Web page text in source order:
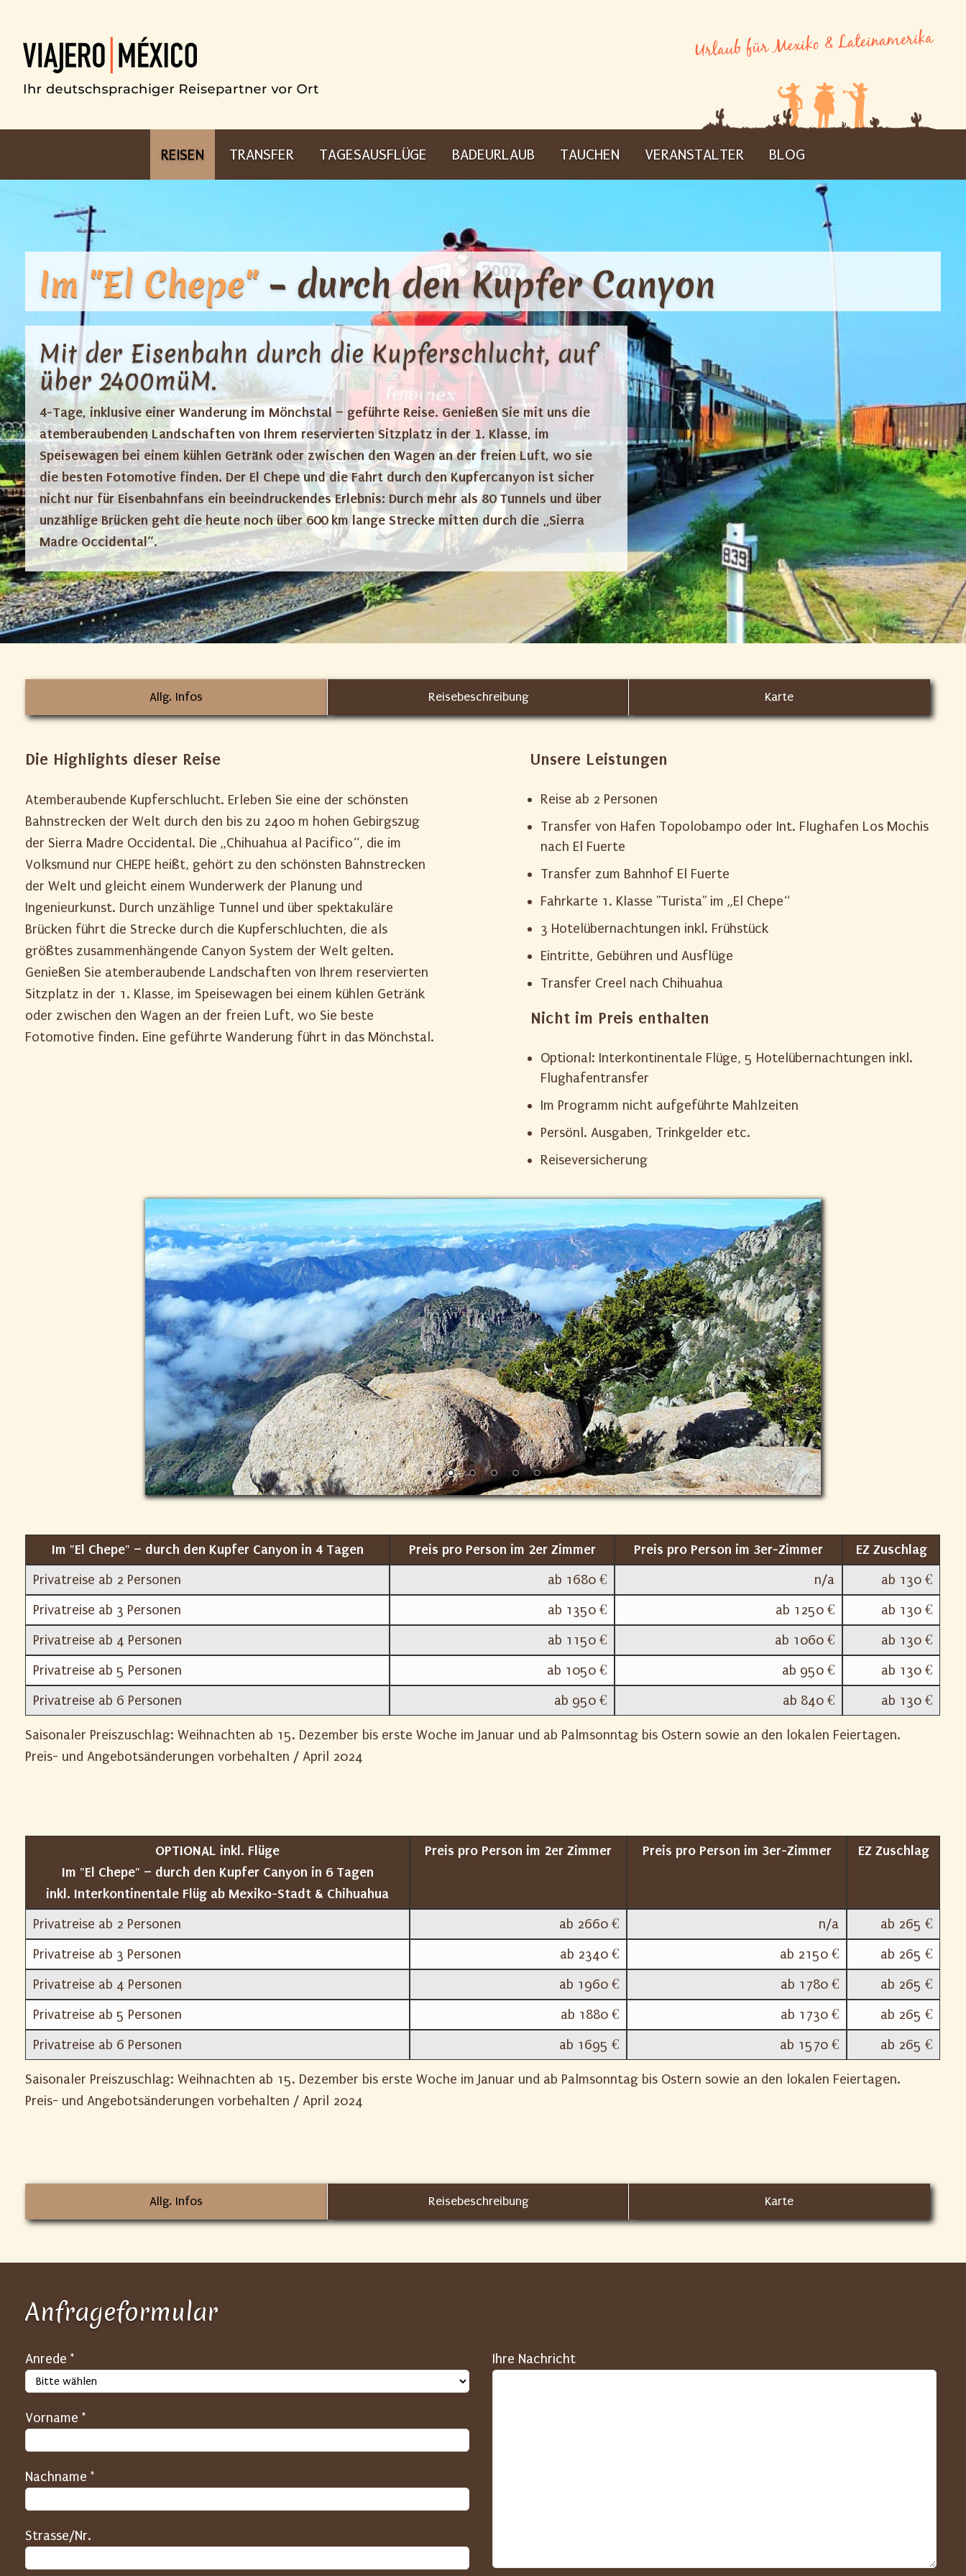
REISEN TRANSFER TAGESAUSFLÜGE BADEURLAUB TAUCHEN VERANSTALTER BLOG
Im "El Chepe" – durch den Kupfer Canyon
Mit der Eisenbahn durch die Kupferschlucht, auf
über 2400müM.
4-Tage, inklusive einer Wanderung im Mönchstal – geführte Reise. Genießen Sie mit uns die
atemberaubenden Landschaften von Ihrem reservierten Sitzplatz in der 1. Klasse, im
Speisewagen bei einem kühlen Getränk oder zwischen den Wagen an der freien Luft, wo sie
die besten Fotomotive finden. Der El Chepe und die Fahrt durch den Kupfercanyon ist sicher
nicht nur für Eisenbahnfans ein beeindruckendes Erlebnis: Durch mehr als 80 Tunnels und über
unzählige Brücken geht die heute noch über 600 km lange Strecke mitten durch die „Sierra
Madre Occidental“.
Allg. Infos Reisebeschreibung Karte
Die Highlights dieser Reise
Atemberaubende Kupferschlucht. Erleben Sie eine der schönsten
Bahnstrecken der Welt durch den bis zu 2400 m hohen Gebirgszug
der Sierra Madre Occidental. Die „Chihuahua al Pacifico“, die im
Volksmund nur CHEPE heißt, gehört zu den schönsten Bahnstrecken
der Welt und gleicht einem Wunderwerk der Planung und
Ingenieurkunst. Durch unzählige Tunnel und über spektakuläre
Brücken führt die Strecke durch die Kupferschluchten, die als
größtes zusammenhängende Canyon System der Welt gelten.
Genießen Sie atemberaubende Landschaften von Ihrem reservierten
Sitzplatz in der 1. Klasse, im Speisewagen bei einem kühlen Getränk
oder zwischen den Wagen an der freien Luft, wo Sie beste
Fotomotive finden. Eine geführte Wanderung führt in das Mönchstal.
Unsere Leistungen
Reise ab 2 Personen
Transfer von Hafen Topolobampo oder Int. Flughafen Los Mochis
nach El Fuerte
Transfer zum Bahnhof El Fuerte
Fahrkarte 1. Klasse "Turista" im „El Chepe“
3 Hotelübernachtungen inkl. Frühstück
Eintritte, Gebühren und Ausflüge
Transfer Creel nach Chihuahua
Nicht im Preis enthalten
Optional: Interkontinentale Flüge, 5 Hotelübernachtungen inkl.
Flughafentransfer
Im Programm nicht aufgeführte Mahlzeiten
Persönl. Ausgaben, Trinkgelder etc.
Reiseversicherung
Im "El Chepe" – durch den Kupfer Canyon in 4 Tagen Preis pro Person im 2er Zimmer Preis pro Person im 3er-Zimmer EZ Zuschlag
Privatreise ab 2 Personen ab 1680 € n/a
ab 130 €
Privatreise ab 3 Personen
ab 1350 € ab 1250 €
ab 130 €
Privatreise ab 4 Personen
ab 1150 € ab 1060 €
ab 130 €
Privatreise ab 5 Personen
ab 1050 € ab 950 €
ab 130 €
Privatreise ab 6 Personen
ab 950 € ab 840 € ab 130 €
Saisonaler Preiszuschlag: Weihnachten ab 15. Dezember bis erste Woche im Januar und ab Palmsonntag bis Ostern sowie an den lokalen Feiertagen.
Preis- und Angebotsänderungen vorbehalten / April 2024
OPTIONAL inkl. Flüge
Im "El Chepe" – durch den Kupfer Canyon in 6 Tagen
inkl. Interkontinentale Flüg ab Mexiko-Stadt & Chihuahua
Preis pro Person im 2er Zimmer Preis pro Person im 3er-Zimmer EZ Zuschlag
Privatreise ab 2 Personen ab 2660 € n/a
ab 265 €
Privatreise ab 3 Personen
ab 2340 € ab 2150 €
ab 265 €
Privatreise ab 4 Personen
ab 1960 € ab 1780 €
ab 265 €
Privatreise ab 5 Personen
ab 1880 € ab 1730 €
ab 265 €
Privatreise ab 6 Personen
ab 1695 € ab 1570 € ab 265 €
Saisonaler Preiszuschlag: Weihnachten ab 15. Dezember bis erste Woche im Januar und ab Palmsonntag bis Ostern sowie an den lokalen Feiertagen.
Preis- und Angebotsänderungen vorbehalten / April 2024
Allg. Infos Reisebeschreibung Karte
Anfrageformular
S
M
c
h
u
t
Anrede *
Vorname *
Nachname *
Strasse/Nr.
Ihre Nachricht